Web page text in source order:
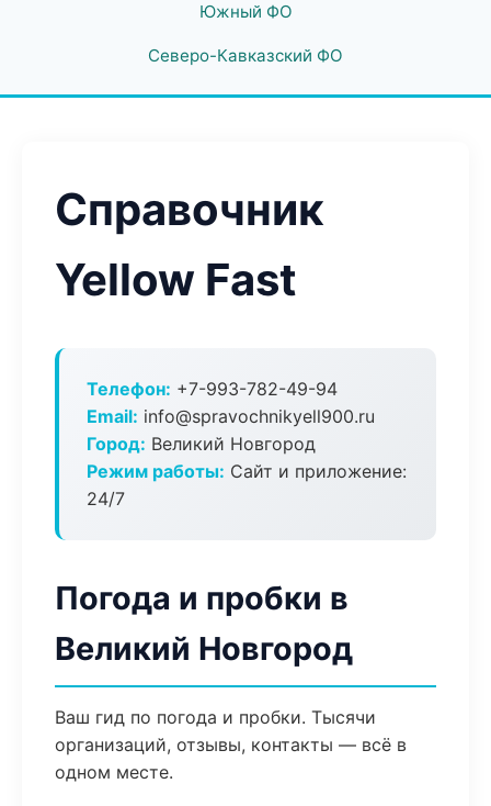
Южный ФО
Северо-Кавказский ФО
Справочник
Yellow Fast
Телефон: +7-993-782-49-94
Email: info@spravochnikyell900.ru
Город: Великий Новгород
Режим работы: Сайт и приложение:
24/7
Погода и пробки в
Великий Новгород
Ваш гид по погода и пробки. Тысячи
организаций, отзывы, контакты — всё в
одном месте.